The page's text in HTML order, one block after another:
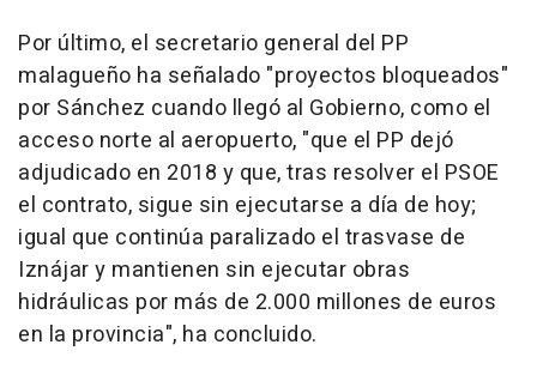
Por último, el secretario general del PP
malagueño ha señalado "proyectos bloqueados"
por Sánchez cuando llegó al Gobierno, como el
acceso norte al aeropuerto, "que el PP dejó
adjudicado en 2018 y que, tras resolver el PSOE
el contrato, sigue sin ejecutarse a día de hoy;
igual que continúa paralizado el trasvase de
Iznájar y mantienen sin ejecutar obras
hidráulicas por más de 2.000 millones de euros
en la provincia", ha concluido.